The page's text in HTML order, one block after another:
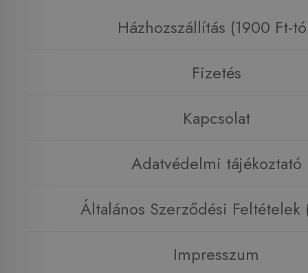
Házhozszállítás (1900 Ft-
Fizetés
Kapcsolat
Adatvédelmi tájékoztató
Általános Szerződési Feltételek
Impresszum